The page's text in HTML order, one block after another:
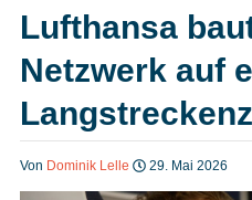
Lufthansa
Netzwerk auf
Von Dominik Lelle 29. Mai 2026